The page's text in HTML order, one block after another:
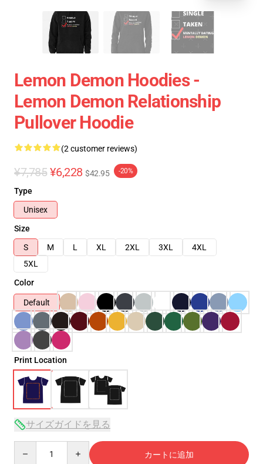
Lemon Demon Hoodies -
Lemon Demon Relationship
Pullover Hoodie
(2 customer reviews)
¥7,785 ¥6,228 $42.95 -20%
Type
Unisex
Size
S
M L XL 2XL 3XL
4XL
5XL
Color
Default
Print Location
サイズガイドを見る
カートに追加